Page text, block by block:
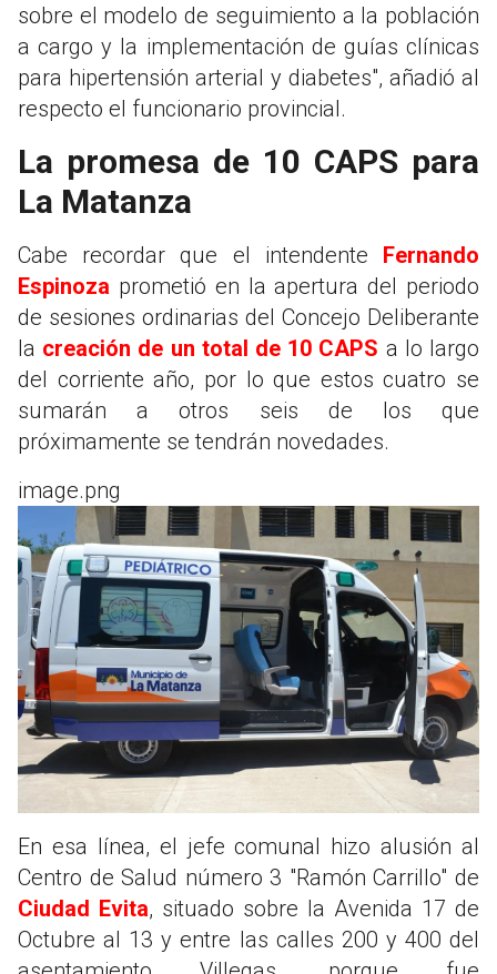
sobre el modelo de seguimiento a la población
a cargo y la implementación de guías clínicas
para hipertensión arterial y diabetes", añadió al
respecto el funcionario provincial.
La promesa de 10 CAPS para
La Matanza
Cabe recordar que el intendente Fernando
Espinoza prometió en la apertura del periodo
de sesiones ordinarias del Concejo Deliberante
la creación de un total de 10 CAPS a lo largo
del corriente año, por lo que estos cuatro se
sumarán a otros seis de los que
próximamente se tendrán novedades.
image.png
En esa línea, el jefe comunal hizo alusión al
Centro de Salud número 3 "Ramón Carrillo" de
Ciudad Evita, situado sobre la Avenida 17 de
Octubre al 13 y entre las calles 200 y 400 del